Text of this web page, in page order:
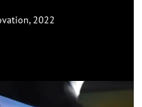
2022